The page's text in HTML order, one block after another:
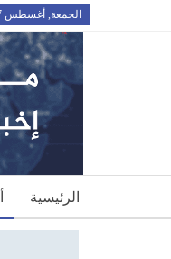
الجمعة, أغسطس 7, 2026
الرئيسية